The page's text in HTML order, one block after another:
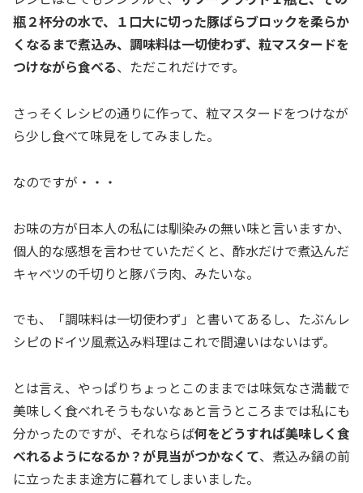
瓶２杯分の水で、１口大に切った豚ばらブロックを柔らか
くなるまで煮込み、調味料は一切使わず、粒マスタードを
つけながら食べる、ただこれだけです。
さっそくレシピの通りに作って、粒マスタードをつけなが
ら少し食べて味見をしてみました。
なのですが・・・
お味の方が日本人の私には馴染みの無い味と言いますか、
個人的な感想を言わせていただくと、酢水だけで煮込んだ
キャベツの千切りと豚バラ肉、みたいな。
でも、「調味料は一切使わず」と書いてあるし、たぶんレ
シピのドイツ風煮込み料理はこれで間違いはないはず。
とは言え、やっぱりちょっとこのままでは味気なさ満載で
美味しく食べれそうもないなぁと言うところまでは私にも
分かったのですが、それならば何をどうすれば美味しく食
べれるようになるか？が見当がつかなくて、煮込み鍋の前
に立ったまま途方に暮れてしまいました。